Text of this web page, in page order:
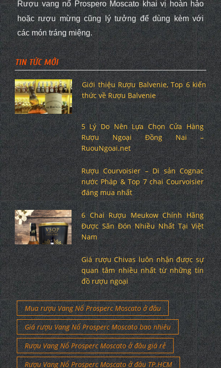
Rượu vang nổProspero Moscatokhai vị hoàn hảo
hoặc rượu mừng cũng lý tưởng để dùng kèm với
cácmón tráng miệng.
TIN TỨC MỚI
Giới thiệu Rượu Balvenie, Top 6 kiến
thức về Rượu Balvenie
5 Lý Do Nên Lựa Chọn Cửa Hàng
Rượu Ngoại Đồng Nai –
RuouNgoai.net
Rượu Courvoisier – Di sản Cognac
nước Pháp & Top 7 chai Courvoisier
đáng mua nhất
6 Chai Rượu Meukow Chính Hãng
Được Săn Đón Nhiều Nhất Tại Việt
Nam
Giá rượu Chivas luôn nhận được sự
quan tâm nhiều nhất từ những tín
đồ rượu ngoại
Mua rượu Vang Nổ Prosperc Moscato ở đâu
Giá rượu Vang Nổ Prosperc Moscato bao nhiêu
Rượu Vang Nổ Prosperc Moscato ở đâu giá rẻ
Rượu Vang Nổ Prosperc Moscato ở đâu TP.HCM